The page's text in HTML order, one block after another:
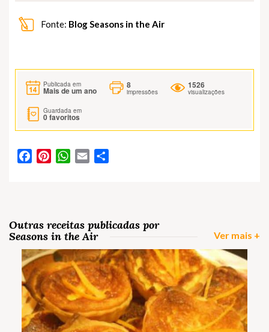
Fonte: Blog Seasons in the Air
Publicada em
Mais de um ano
8
impressões
1526
visualizações
Guardada em
0favoritos
FacebookPinterestWhatsApp
Email
Outras receitas publicadas por
Seasons in the Air
Ver mais +